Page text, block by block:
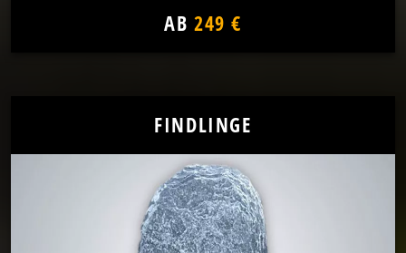
AB 249 €
FINDLINGE